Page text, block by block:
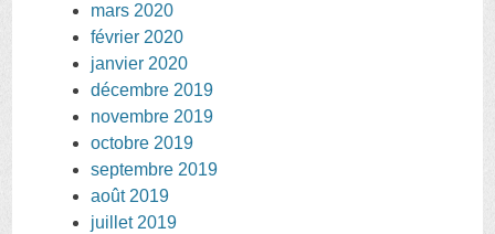
mars 2020
février 2020
janvier 2020
décembre 2019
novembre 2019
octobre 2019
septembre 2019
août 2019
juillet 2019